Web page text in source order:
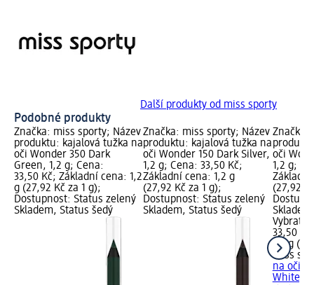
Další produkty od miss sporty
Podobné produkty
Značka: miss sporty; Název
produktu: kajalová tužka na
oči Wonder 350 Dark
Green, 1,2 g; Cena:
33,50 Kč; Základní cena: 1,2
g (27,92 Kč za 1 g);
Dostupnost: Status zelený
Skladem, Status šedý
Značka: miss sporty; Název
produktu: kajalová tužka na
oči Wonder 150 Dark Silver,
1,2 g; Cena: 33,50 Kč;
Základní cena: 1,2 g
(27,92 Kč za 1 g);
Dostupnost: Status zelený
Skladem, Status šedý
Značka:
oči
1,2 g;
Základní
(27,92
Vybrat
33,50 Kč
1,2 g
miss
na oči
White,